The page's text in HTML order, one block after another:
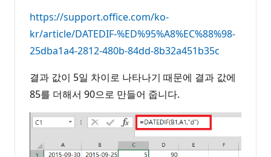
https://support.office.com/ko-
kr/article/DATEDIF-%ED%95%A8%EC%88%98-
25dba1a4-2812-480b-84dd-8b32a451b35c
결과 값이 5일 차이로 나타나기 때문에 결과 값에
85를 더해서 90으로 만들어 줍니다.